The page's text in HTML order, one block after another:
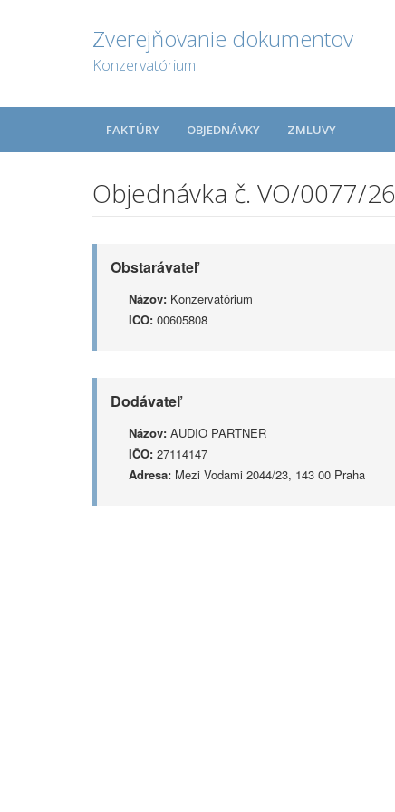
Zverejňovanie dokumentov
Konzervatórium
FAKTÚRY OBJEDNÁVKY ZMLUVY
Objednávka č. VO/0077/26
Obstarávateľ
Názov: Konzervatórium
IČO: 00605808
Dodávateľ
Názov: AUDIO PARTNER
IČO: 27114147
Adresa: Mezi Vodami 2044/23, 143 00 Praha